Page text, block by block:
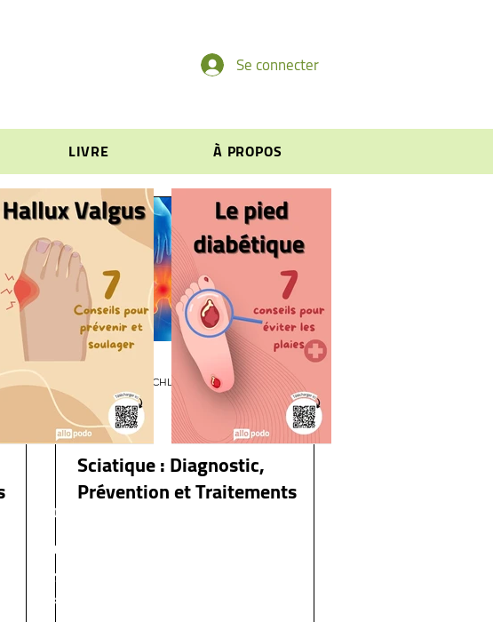
Se connecter
LIVRE À PROPOS
Sciatique : Diagnostic,
Prévention et Traitements
Hanche
Pierre SCHLIENGER
CONTACT